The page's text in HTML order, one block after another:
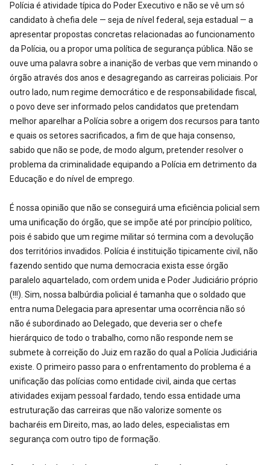
Polícia é atividade típica do Poder Executivo e não se vê um só
candidato à chefia dele — seja de nível federal, seja estadual — a
apresentar propostas concretas relacionadas ao funcionamento
da Polícia, ou a propor uma política de segurança pública. Não se
ouve uma palavra sobre a inanição de verbas que vem minando o
órgão através dos anos e desagregando as carreiras policiais. Por
outro lado, num regime democrático e de responsabilidade fiscal,
o povo deve ser informado pelos candidatos que pretendam
melhor aparelhar a Polícia sobre a origem dos recursos para tanto
e quais os setores sacrificados, a fim de que haja consenso,
sabido que não se pode, de modo algum, pretender resolver o
problema da criminalidade equipando a Polícia em detrimento da
Educação e do nível de emprego.
É nossa opinião que não se conseguirá uma eficiência policial sem
uma unificação do órgão, que se impõe até por princípio político,
pois é sabido que um regime militar só termina com a devolução
dos territórios invadidos. Polícia é instituição tipicamente civil, não
fazendo sentido que numa democracia exista esse órgão
paralelo aquartelado, com ordem unida e Poder Judiciário próprio
(!!!). Sim, nossa balbúrdia policial é tamanha que o soldado que
entra numa Delegacia para apresentar uma ocorrência não só
não é subordinado ao Delegado, que deveria ser o chefe
hierárquico de todo o trabalho, como não responde nem se
submete à correição do Juiz em razão do qual a Polícia Judiciária
existe. O primeiro passo para o enfrentamento do problema é a
unificação das polícias como entidade civil, ainda que certas
atividades exijam pessoal fardado, tendo essa entidade uma
estruturação das carreiras que não valorize somente os
bacharéis em Direito, mas, ao lado deles, especialistas em
segurança com outro tipo de formação.